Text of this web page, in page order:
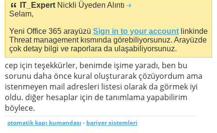
IT_Expert Nickli Üyeden Alıntı
Selam,
Yeni Office 365 arayüzü Sign in to your account linkinde
Threat management kısmında görebiliyorsunuz. Arayüzde
çok detay bilgi ve raporlara da ulaşabiliyorsunuz.
cep için teşekkürler, benimde işime yaradı, ben bu
sorunu daha önce kural oluşturarak çözüyordum ama
istenmeyen mail adresleri listesi olarak da görmek iyi
oldu. diğer hesaplar için de tanımlama yapabilirim
böylece.
otomatik kapı kumandası - bariyer sistemleri